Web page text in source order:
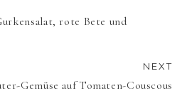
rote Bete und
NEXT
Gemüse auf Tomaten-Couscous